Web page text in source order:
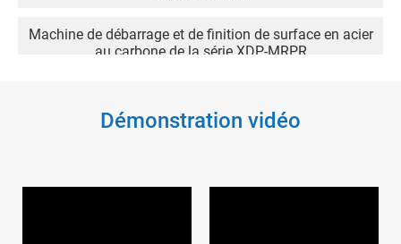
Machine de débarrage et de finition de surface en acier
au carbone de la série XDP-MRPR
série XDP-RPRT
Démonstration vidéo